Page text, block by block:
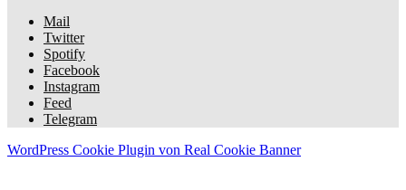
Mail
Twitter
Spotify
Facebook
Instagram
Feed
Telegram
WordPress Cookie Plugin von Real Cookie Banner